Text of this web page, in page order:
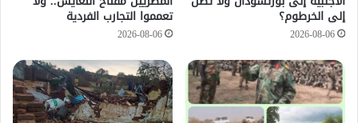
إلى الخرطوم؟
2026-08-06
تعمموا التجارب الفردية
2026-08-06